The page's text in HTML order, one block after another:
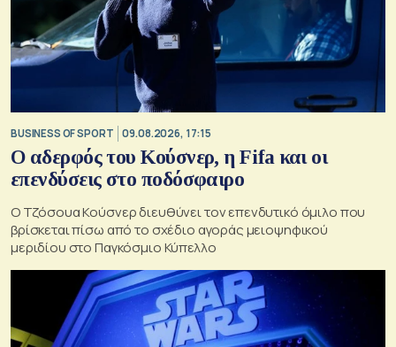
BUSINESS OF SPORT 09.08.2026, 17:15
Ο αδερφός του Κούσνερ, η Fifa και οι
επενδύσεις στο ποδόσφαιρο
Ο Τζόσουα Κούσνερ διευθύνει τον επενδυτικό όμιλο που
βρίσκεται πίσω από το σχέδιο αγοράς μειοψηφικού
μεριδίου στο Παγκόσμιο Κύπελλο